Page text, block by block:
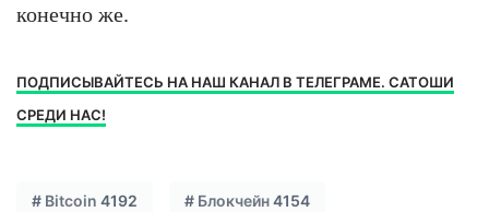
конечно же.
ПОДПИСЫВАЙТЕСЬ НА НАШ КАНАЛ В ТЕЛЕГРАМЕ. САТОШИ
СРЕДИ НАС!
# Bitcoin 4192 # Блокчейн4154